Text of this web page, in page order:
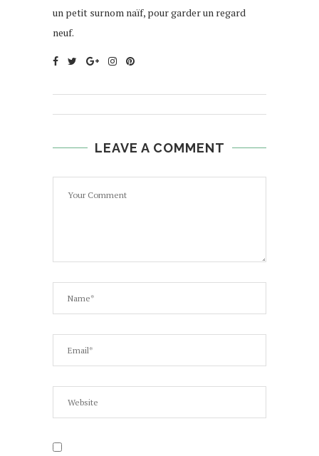
un petit surnom naïf, pour garder un regard
neuf.
LEAVE A COMMENT